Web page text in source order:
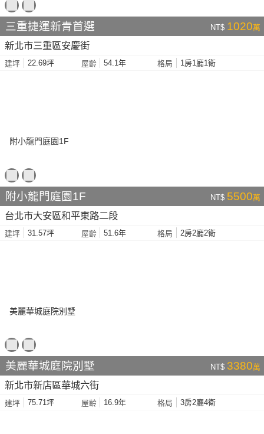
三重捷運新青首選 NT$ 1020萬
新北市三重區安慶街
建坪 22.69坪 屋齡 54.1年 格局 1房1廳1衛
附小龍門庭園1F NT$ 5500萬
台北市大安區和平東路二段
建坪 31.57坪 屋齡 51.6年 格局 2房2廳2衛
美麗華城庭院別墅 NT$ 3380萬
新北市新店區華城六街
建坪 75.71坪 屋齡 16.9年 格局 3房2廳4衛